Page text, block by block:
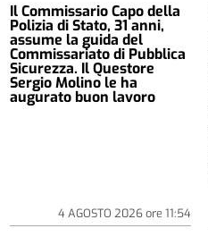
Il Commissario Capo della
Polizia di Stato, 31 anni,
assume la guida del
Commissariato di Pubblica
Sicurezza. Il Questore
Sergio Molino le ha
augurato buon lavoro
4 AGOSTO 2026ore 11:54